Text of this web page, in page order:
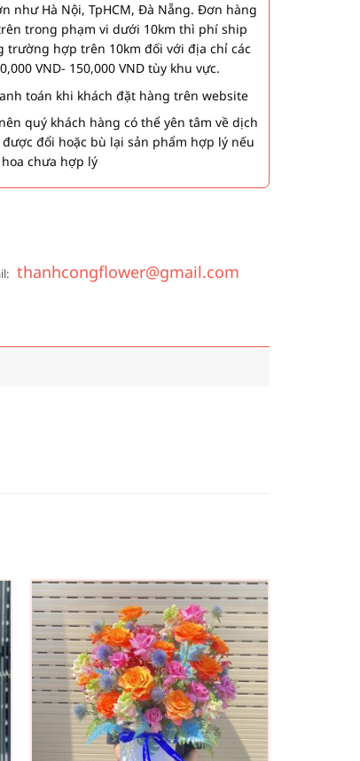
như Hà Nội, TpHCM, Đà Nẵng. Đơn hàng
trong phạm vi dưới 10km thì phí ship
trường hợp trên 10km đối với địa chỉ các
VND- 150,000 VND tùy khu vực.
toán khi khách đặt hàng trên website
quý khách hàng có thể yên tâm về dịch
đổi hoặc bù lại sản phẩm hợp lý nếu
chưa hợp lý
thanhcongflower@gmail.com